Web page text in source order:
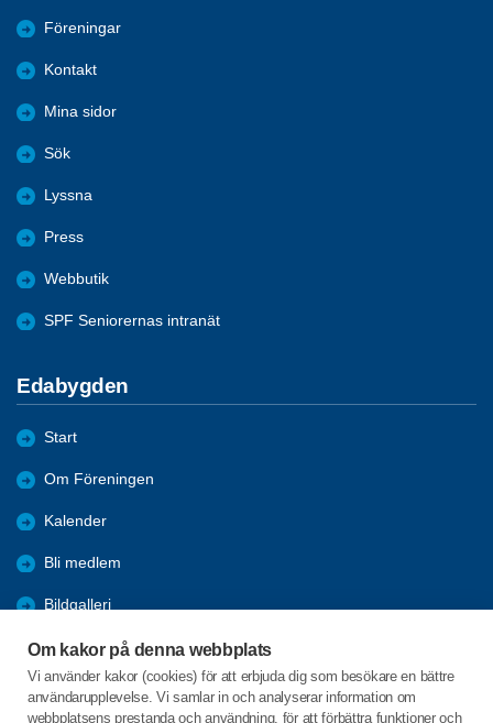
Om kakor på denna webbplats
Vi använder kakor (cookies) för att erbjuda dig som besökare en bättre
användarupplevelse. Vi samlar in och analyserar information om
webbplatsens prestanda och användning, för att förbättra funktioner och
Föreningar
Kontakt
Mina sidor
Sök
Lyssna
Press
Webbutik
SPF Seniorernas intranät
Edabygden
Start
Om Föreningen
Kalender
Bli medlem
Bildgalleri
Aktiviteter
Referat